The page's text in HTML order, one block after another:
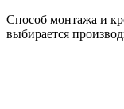
Способ монтажа и
выбирается